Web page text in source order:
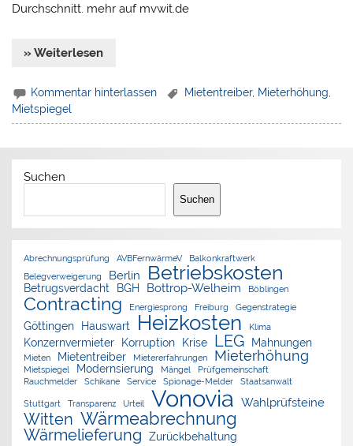
Durchschnitt. mehr auf mvwit.de
» Weiterlesen
Kommentar hinterlassen Mietentreiber, Mieterhöhung
Mietspiegel
Suchen
Suchen
Abrechnungsprüfung AVBFernwärmeV
Balkonkraftwerk
Belegverweigerung
Berlin Betriebskosten
Betrugsverdacht BGH Bottrop-Welheim Böblingen
Contracting Energiesprong Freiburg Gegenstrategie
Göttingen Hauswart Heizkosten Klima
Konzernvermieter Korruption Krise LEG Mahnungen
Mieten Mietentreiber Mietererfahrungen Mieterhöhung
Mietspiegel Modernsierung Mängel
Prüfgemeinschaft
Rauchmelder
Schikane Service Spionage-Melder Staatsanwalt
Stuttgart Transparenz Urteil Vonovia Wahlprüfsteine
Witten Wärmeabrechnung
Wärmelieferung Zurückbehaltung